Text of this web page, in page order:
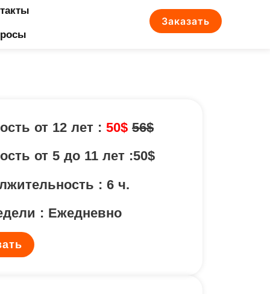
Заказать
от 12 лет : 50$ 56$
от 5 до 11 лет :50$
: 6 ч.
: Ежедневно